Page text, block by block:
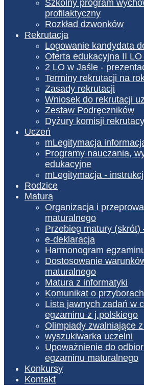
Szkolny program
profilaktyczny
Rozkład dzwonków
Rekrutacja
Logowanie kandydata
Oferta edukacyjna II
2 LO w Jaśle -
Terminy rekrutacji na
Zasady rekrutacji
Wniosek do rekrutacji
Zestaw Podręczników
Dyżury komisji
Uczeń
mLegitymacja
Programy nauczania,
edukacyjne
mLegitymacja -
Rodzice
Matura
Organizacja i
maturalnego
Przebieg matury (skrót)
e-deklaracja
Harmonogram
Dostosowanie
maturalnego
Matura z informatyki
Komunikat o przyborach
Lista jawnych zadań w
egzaminu z j.polskiego
Olimpiady zwalniające
wyszukiwarka uczelni
Upoważnienie do
egzaminu maturalnego
Konkursy
Kontakt